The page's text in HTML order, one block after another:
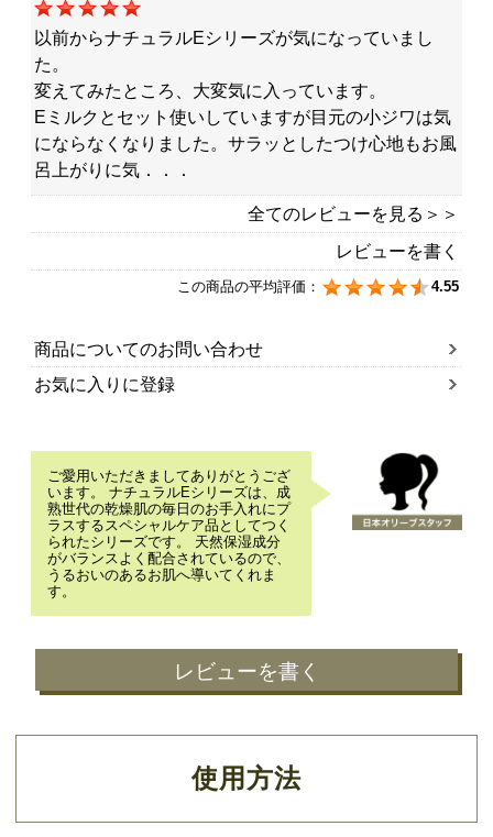
以前からナチュラルEシリーズが気になっていまし
た。
変えてみたところ、大変気に入っています。
Eミルクとセット使いしていますが目元の小ジワは気
にならなくなりました。サラッとしたつけ心地もお風
呂上がりに気．．．
全てのレビューを見る＞＞
レビューを書く
この商品の平均評価： 4.55
商品についてのお問い合わせ
お気に入りに登録
ご愛用いただきましてありがとうござ
います。 ナチュラルEシリーズは、成
熟世代の乾燥肌の毎日のお手入れにプ
ラスするスペシャルケア品としてつく
られたシリーズです。 天然保湿成分
がバランスよく配合されているので、
うるおいのあるお肌へ導いてくれま
す。
レビューを書く
使用方法